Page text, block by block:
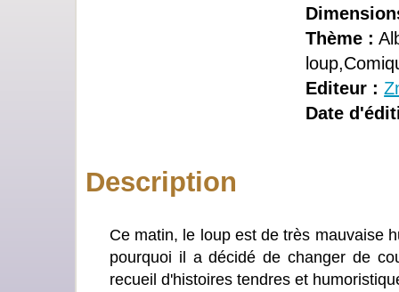
Thème :
Editeur :
Date
Description
Ce matin, le loup est de très mauvaise
pourquoi il a décidé de changer de
recueil d'histoires tendres et